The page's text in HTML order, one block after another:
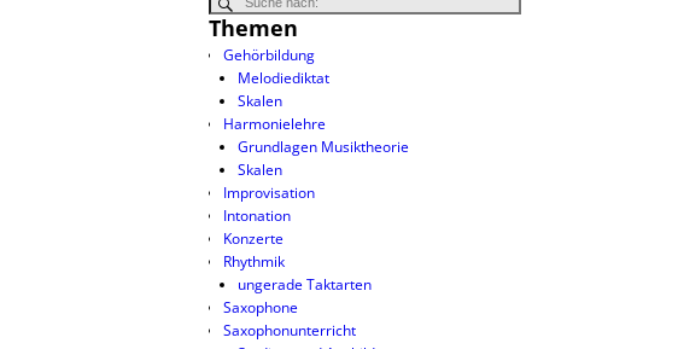
Themen
Gehörbildung
Melodiediktat
Skalen
Harmonielehre
Grundlagen Musiktheorie
Skalen
Improvisation
Intonation
Konzerte
Rhythmik
ungerade Taktarten
Saxophone
Saxophonunterricht